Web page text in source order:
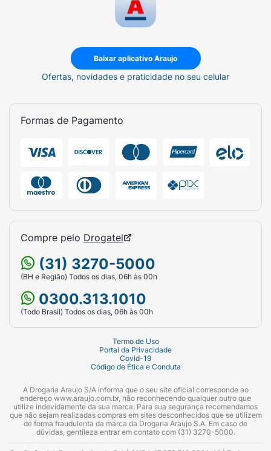
Baixar aplicativo Araujo
Ofertas, novidades e praticidade no seu celular
Formas de Pagamento
Compre pelo Drogatel
(31) 3270-5000
(BH e Região) Todos os dias, 06h às 00h
0300.313.1010
(Todo Brasil) Todos os dias, 06h às 00h
Termo de Uso
Portal da Privacidade
Covid-19
Código de Ética e Conduta
A Drogaria Araujo S/A informa que o seu site oficial corresponde ao
endereço www.araujo.com.br, não reconhecendo qualquer outro que
utilize indevidamente da sua marca. Para sua segurança recomendamos
que não sejam realizadas compras em sites desconhecidos que se utilizem
de forma fraudulenta da marca da Drogaria Araujo S.A. Em caso de
dúvidas, gentileza entrar em contato com (31) 3270-5000.